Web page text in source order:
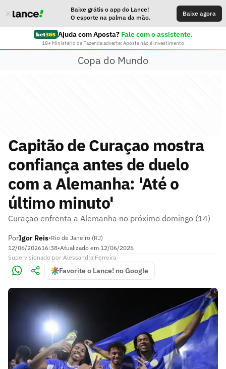
Baixe grátis o app do Lance!
O esporte na palma da mão.
Baixe agora
Ajuda com Aposta? Fale com o assistente.
18+ Ministério da Fazenda adverte: Aposta não é investimento
Copa do Mundo
Capitão de Curaçao mostra
confiança antes de duelo
com a Alemanha: 'Até o
último minuto'
Curaçao enfrenta a Alemanha no próximo domingo (14)
PorIgor Reis•Rio de Janeiro (RJ)
12/06/202616:38•Atualizado em 12/06/2026
Supervisionado por Alessandra Ferreira
Favorite o Lance! no Google